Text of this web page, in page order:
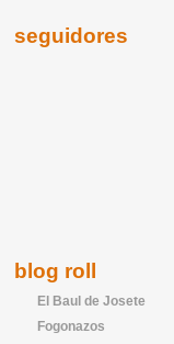
seguidores
blog roll
El Baul de Josete
Fogonazos